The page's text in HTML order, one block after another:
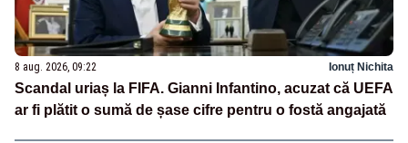
8 aug. 2026, 09:22 Ionuț Nichita
Scandal uriaș la FIFA. Gianni Infantino, acuzat că UEFA
ar fi plătit o sumă de șase cifre pentru o fostă angajată